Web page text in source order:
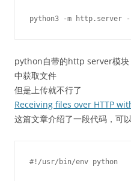
python自带的http server模块
中获取文件
但是上传就不行了
Receiving files over HTTP
这篇文章介绍了一段代码，可
#!/usr/bin/env python